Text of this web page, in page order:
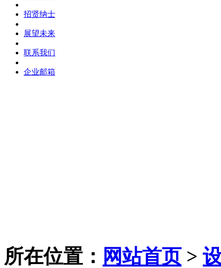
招贤纳士
展望未来
联系我们
企业邮箱
所在位置： 网站首页>